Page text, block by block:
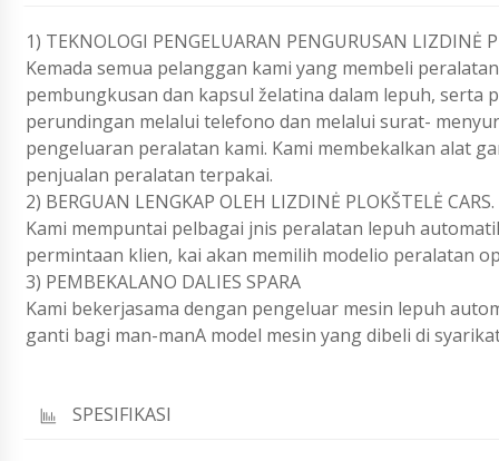
1) TEKNOLOGI PENGELUARAN PENGURUSAN LIZDINĖ
Kemada semua pelanggan kami yang membeli
pembungkusan dan kapsul želatina dalam lepuh, serta
perundingan melalui telefono dan melalui surat-
pengeluaran peralatan kami. Kami membekalkan alat
penjualan peralatan terpakai.
2) BERGUAN LENGKAP OLEH LIZDINĖ PLOKŠTELĖ CARS.
Kami mempuntai pelbagai jnis peralatan lepuh
permintaan klien, kai akan memilih modelio peralatan
3) PEMBEKALANO DALIES SPARA
Kami bekerjasama dengan pengeluar mesin lepuh
ganti bagi man-manA model mesin yang dibeli di
SPESIFIKASI